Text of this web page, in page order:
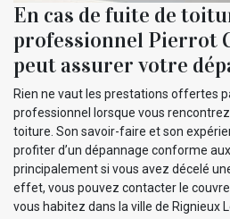
En cas de fuite de
professionnel Pierrot
peut assurer votre
Rien ne vaut les prestations offertes
professionnel lorsque vous
toiture. Son savoir-faire et son
profiter d’un dépannage conforme
principalement si vous avez décelé
effet, vous pouvez contacter le
vous habitez dans la ville de Rignieux